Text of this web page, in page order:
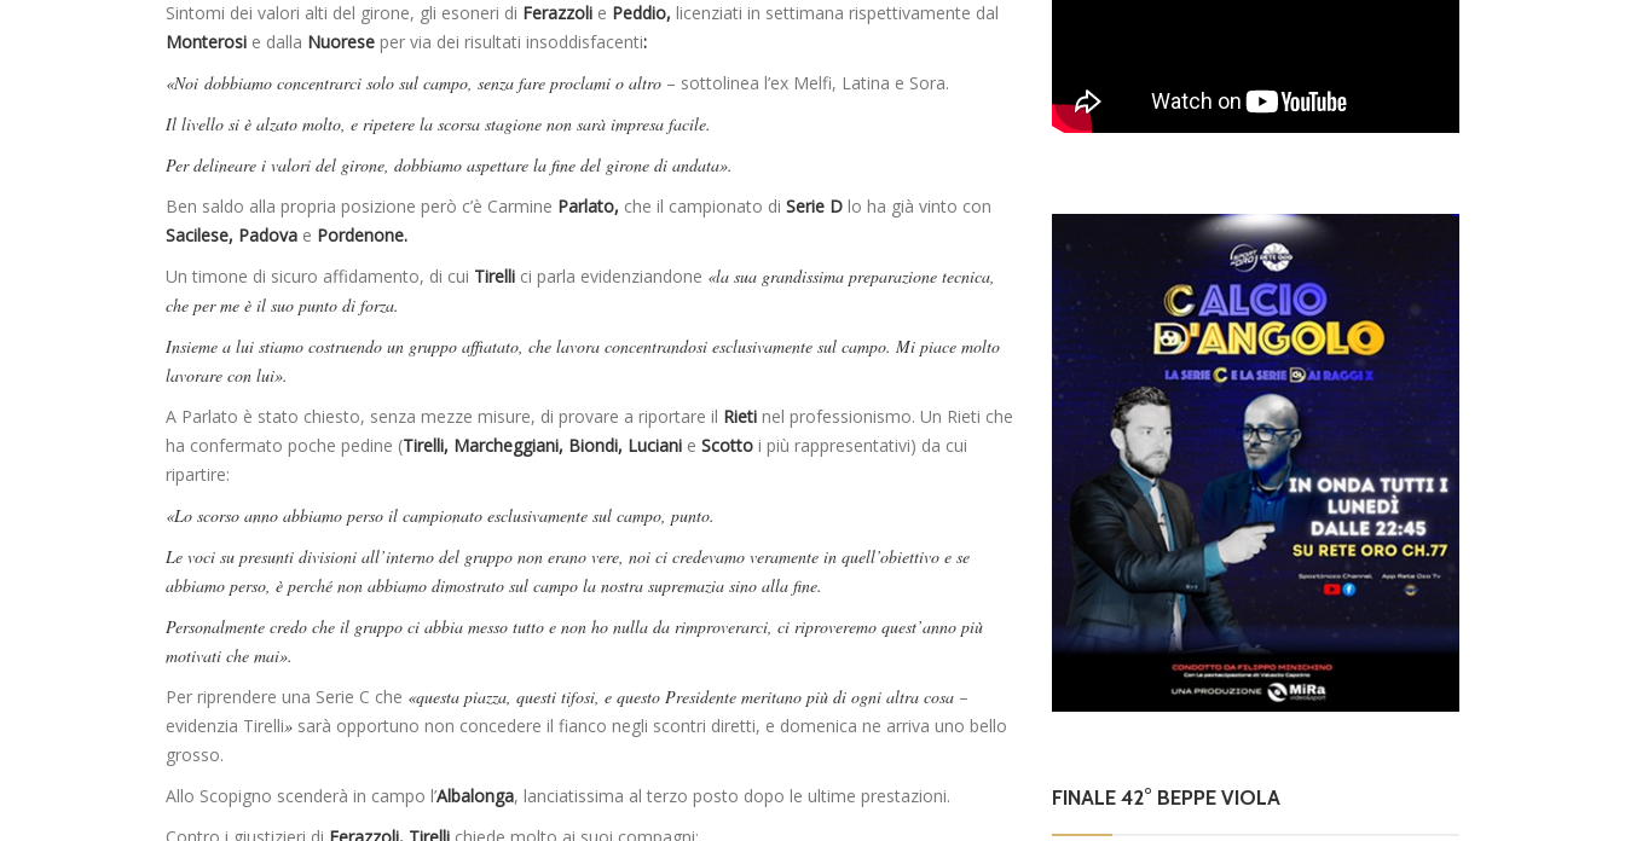
Sintomi dei valori alti del girone, gli esoneri di Ferazzoli e Peddio, licenziati in settimana rispettivamente dal
Monterosi e dalla Nuorese per via dei risultati insoddisfacenti:
«Noi dobbiamo concentrarci solo sul campo, senza fare proclami o altro – sottolinea l’ex Melfi, Latina e Sora.
Il livello si è alzato molto, e ripetere la scorsa stagione non sarà impresa facile.
Per delineare i valori del girone, dobbiamo aspettare la fine del girone di andata».
Ben saldo alla propria posizione però c’è Carmine Parlato, che il campionato di Serie D lo ha già vinto con
Sacilese, Padova e Pordenone.
Un timone di sicuro affidamento, di cui Tirelli ci parla evidenziandone «la sua grandissima preparazione tecnica,
che per me è il suo punto di forza.
Insieme a lui stiamo costruendo un gruppo affiatato, che lavora concentrandosi esclusivamente sul campo. Mi piace molto
lavorare con lui».
A Parlato è stato chiesto, senza mezze misure, di provare a riportare il Rieti nel professionismo. Un Rieti che
ha confermato poche pedine (Tirelli, Marcheggiani, Biondi, Luciani e Scotto i più rappresentativi) da cui
ripartire:
«Lo scorso anno abbiamo perso il campionato esclusivamente sul campo, punto.
Le voci su presunti divisioni all’interno del gruppo non erano vere, noi ci credevamo veramente in quell’obiettivo e se
abbiamo perso, è perché non abbiamo dimostrato sul campo la nostra supremazia sino alla fine.
Personalmente credo che il gruppo ci abbia messo tutto e non ho nulla da rimproverarci, ci riproveremo quest’anno più
motivati che mai».
Per riprendere una Serie C che «questa piazza, questi tifosi, e questo Presidente meritano più di ogni altra cosa –
evidenzia Tirelli» sarà opportuno non concedere il fianco negli scontri diretti, e domenica ne arriva uno bello
grosso.
Allo Scopigno scenderà in campo l’Albalonga, lanciatissima al terzo posto dopo le ultime prestazioni.
FINALE 42° BEPPE VIOLA